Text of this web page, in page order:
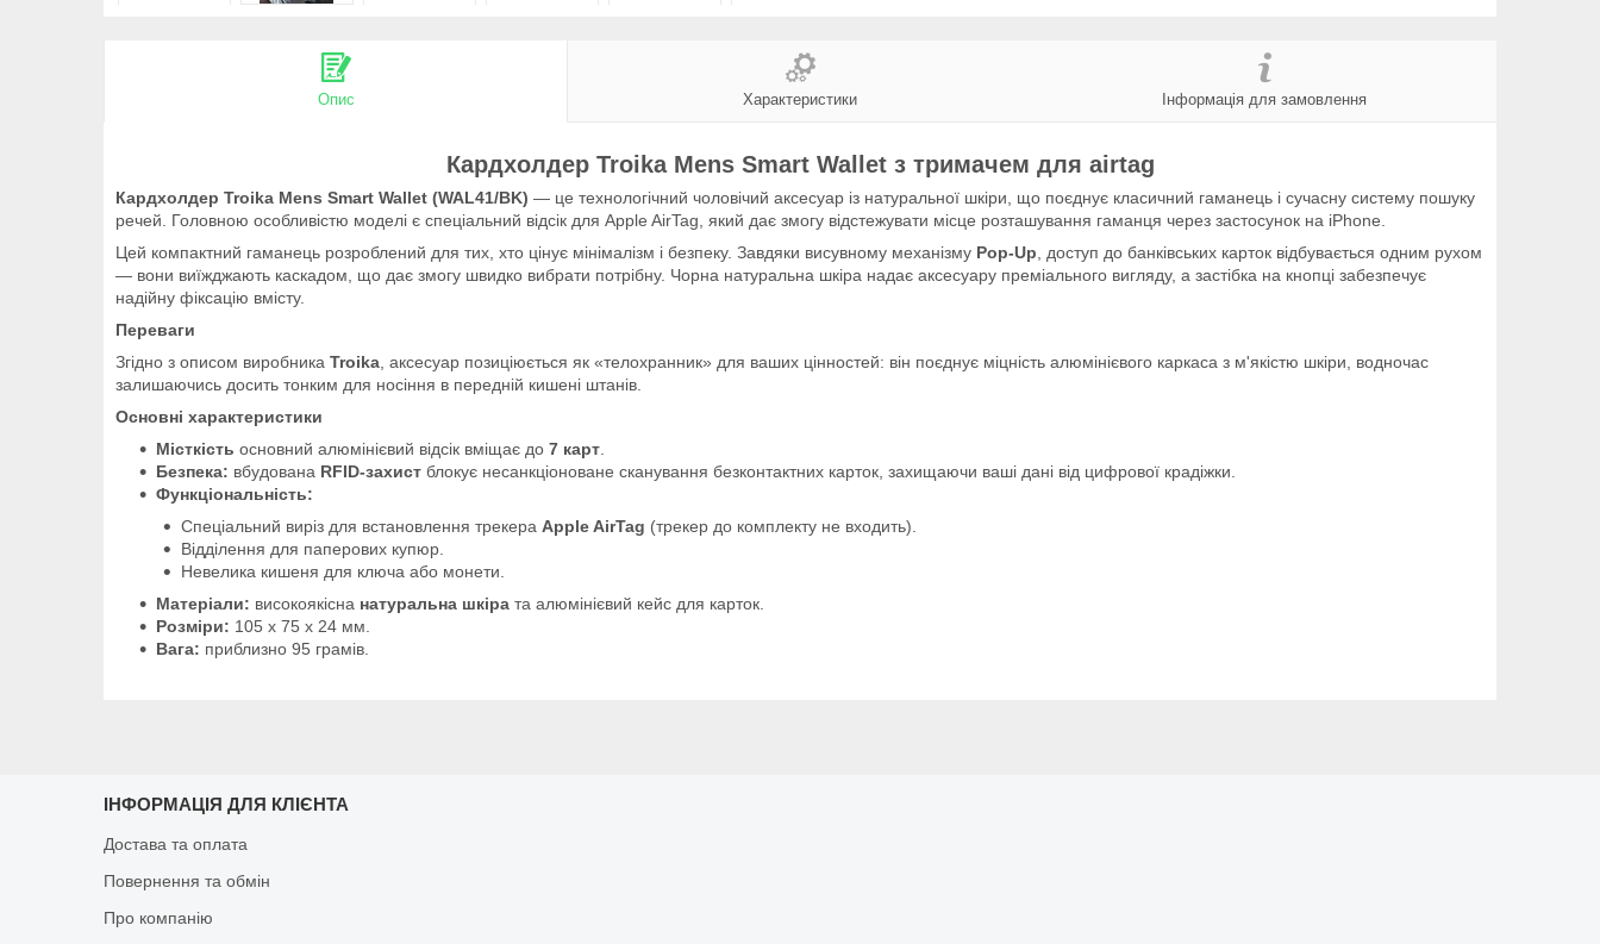
Опис Характеристики Інформація для замовлення
Кардхолдер Troika Mens Smart Wallet з тримачем для airtag
Кардхолдер Troika Mens Smart Wallet (WAL41/BK) — це технологічний чоловічий аксесуар із натуральної шкіри, що поєднує класичний гаманець і сучасну систему пошуку
речей. Головною особливістю моделі є спеціальний відсік для Apple AirTag, який дає змогу відстежувати місце розташування гаманця через застосунок на iPhone.
Цей компактний гаманець розроблений для тих, хто цінує мінімалізм і безпеку. Завдяки висувному механізму Pop-Up, доступ до банківських карток відбувається одним рухом
— вони виїжджають каскадом, що дає змогу швидко вибрати потрібну. Чорна натуральна шкіра надає аксесуару преміального вигляду, а застібка на кнопці забезпечує
надійну фіксацію вмісту.
Переваги
Згідно з описом виробника Troika, аксесуар позиціюється як «телохранник» для ваших цінностей: він поєднує міцність алюмінієвого каркаса з м'якістю шкіри, водночас
залишаючись досить тонким для носіння в передній кишені штанів.
Основні характеристики
Місткість основний алюмінієвий відсік вміщає до 7 карт.
Безпека: вбудована RFID-захист блокує несанкціоноване сканування безконтактних карток, захищаючи ваші дані від цифрової крадіжки.
Функціональність:
Спеціальний виріз для встановлення трекера Apple AirTag (трекер до комплекту не входить).
Відділення для паперових купюр.
Невелика кишеня для ключа або монети.
Матеріали: високоякісна натуральна шкіра та алюмінієвий кейс для карток.
Розміри: 105 x 75 x 24 мм.
Вага: приблизно 95 грамів.
ІНФОРМАЦІЯ ДЛЯ КЛІЄНТА
Достава та оплата
Повернення та обмін
Про компанію